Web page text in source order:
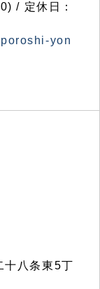
/ 定休日：
yon
八条東5丁